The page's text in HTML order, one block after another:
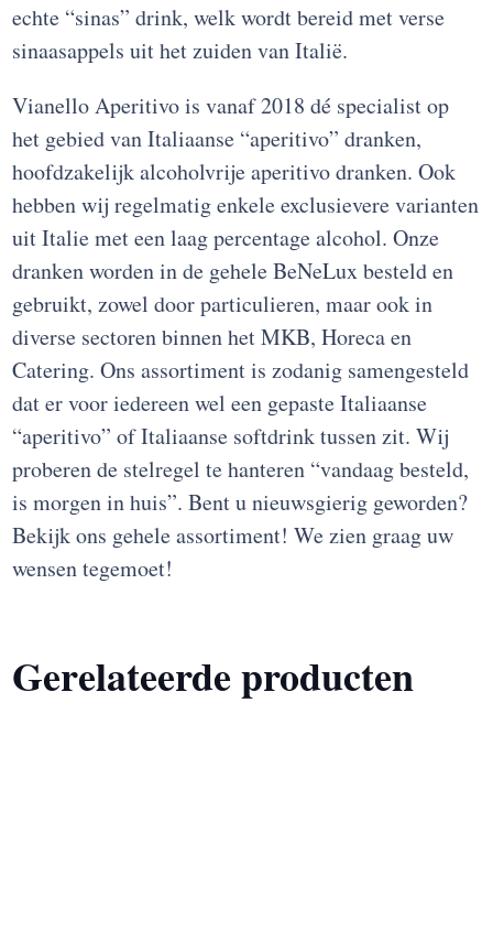
echte “sinas” drink, welk wordt bereid met verse
sinaasappels uit het zuiden van Italië.
Vianello Aperitivo is vanaf 2018 dé specialist op
het gebied van Italiaanse “aperitivo” dranken,
hoofdzakelijk alcoholvrije aperitivo dranken. Ook
hebben wij regelmatig enkele exclusievere varianten
uit Italie met een laag percentage alcohol. Onze
dranken worden in de gehele BeNeLux besteld en
gebruikt, zowel door particulieren, maar ook in
diverse sectoren binnen het MKB, Horeca en
Catering. Ons assortiment is zodanig samengesteld
dat er voor iedereen wel een gepaste Italiaanse
“aperitivo” of Italiaanse softdrink tussen zit. Wij
proberen de stelregel te hanteren “vandaag besteld,
is morgen in huis”. Bent u nieuwsgierig geworden?
Bekijk ons gehele assortiment! We zien graag uw
wensen tegemoet!
Gerelateerde producten